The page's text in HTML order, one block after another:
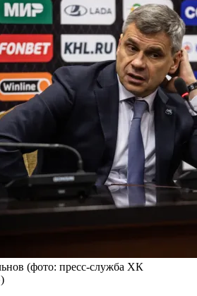
(фото: пресс-служба ХК